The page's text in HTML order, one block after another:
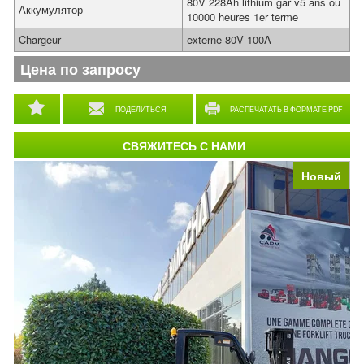
Новый
ПОДЕЛИТЬСЯ РАСПЕЧАТАТЬ В ФОРМАТЕ PDF
Аккумулятор
10000 heures 1er terme
Chargeur
externe 80V 100A
Цена по запросу
СВЯЖИТЕСЬ С НАМИ